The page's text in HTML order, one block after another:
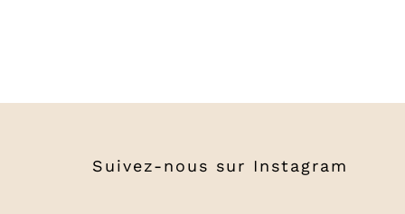
Suivez-nous sur Instagram